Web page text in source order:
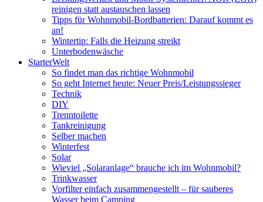
reinigen statt austauschen lassen
Tipps für Wohnmobil-Bordbatterien: Darauf kommt es
an!
Wintertip: Falls die Heizung streikt
Unterbodenwäsche
StarterWelt
So findet man das richtige Wohnmobil
So geht Internet heute: Neuer Preis/Leistungssieger
Technik
DIY
Trenntoilette
Tankreinigung
Selber machen
Winterfest
Solar
Wieviel „Solaranlage“ brauche ich im Wohnmobil?
Trinkwasser
Vorfilter einfach zusammengestellt – für sauberes
Wasser beim Camping